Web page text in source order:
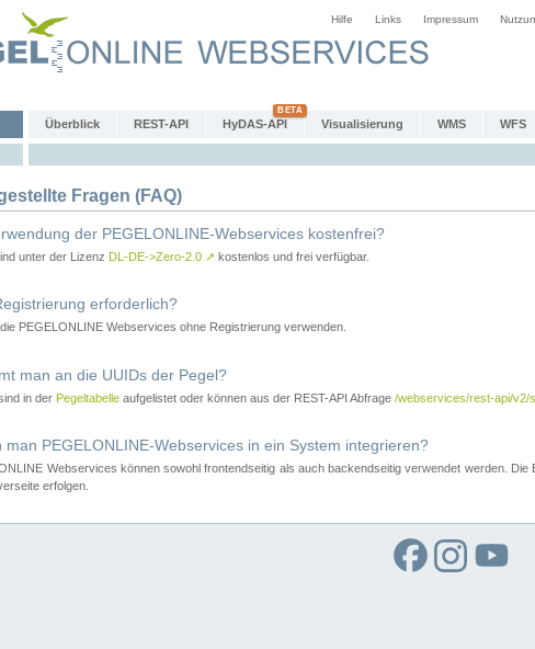
Hilfe Links Impressum
Überblick REST-API HyDAS-API Visualisierung WMS WFS
Fragen (FAQ)
der PEGELONLINE-Webservices kostenfrei?
unter der Lizenz DL-DE->Zero-2.0 ↗ kostenlos und frei verfügbar.
erforderlich?
PEGELONLINE Webservices ohne Registrierung verwenden.
man an die UUIDs der Pegel?
in der Pegeltabelle aufgelistet oder können aus der REST-API Abfrage /webservices/rest-api/v2/
man PEGELONLINE-Webservices in ein System integrieren?
Webservices können sowohl frontendseitig als auch backendseitig verwendet werden.
erfolgen.